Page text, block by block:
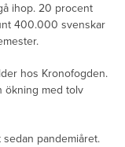
ihop. 20 procent
400.000 svenskar
hos Kronofogden.
ökning med tolv
pandemiåret.